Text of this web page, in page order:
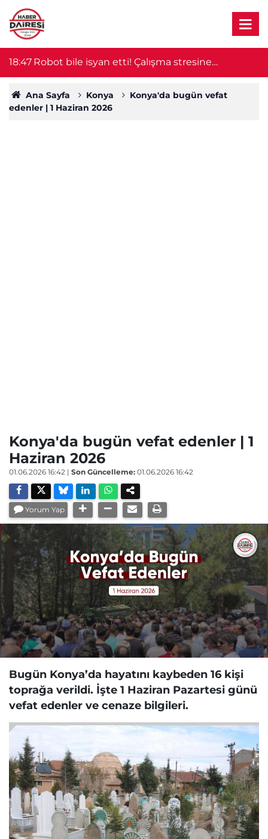
18:42 Ambulansla otomobil çarpıştı! İlk müdahaleyi
yaralı sağlıkçılar yaptı
Ana Sayfa Konya
Konya'da bugün vefat
edenler | 1 Haziran 2026
Konya'da bugün vefat edenler | 1
Haziran 2026
01.06.2026 16:42 | Son Güncelleme: 01.06.2026 16:42
Yorum Yap
Bugün Konya’da hayatını kaybeden 16 kişi
toprağa verildi. İşte 1 Haziran Pazartesi günü
vefat edenler ve cenaze bilgileri.